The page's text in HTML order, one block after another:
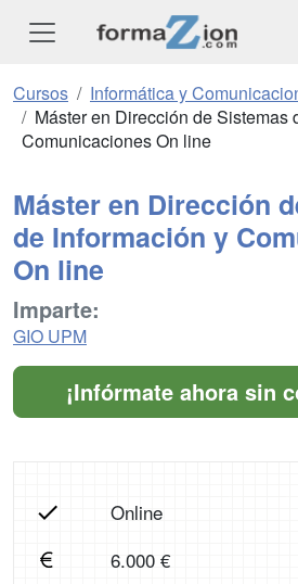
Cursos
Informática y
Máster en Dirección de Sistemas
Comunicaciones On line
Máster en Dirección
de Información y
On line
Imparte:
GIO UPM
¡Infórmate ahora sin
Online
6.000 €